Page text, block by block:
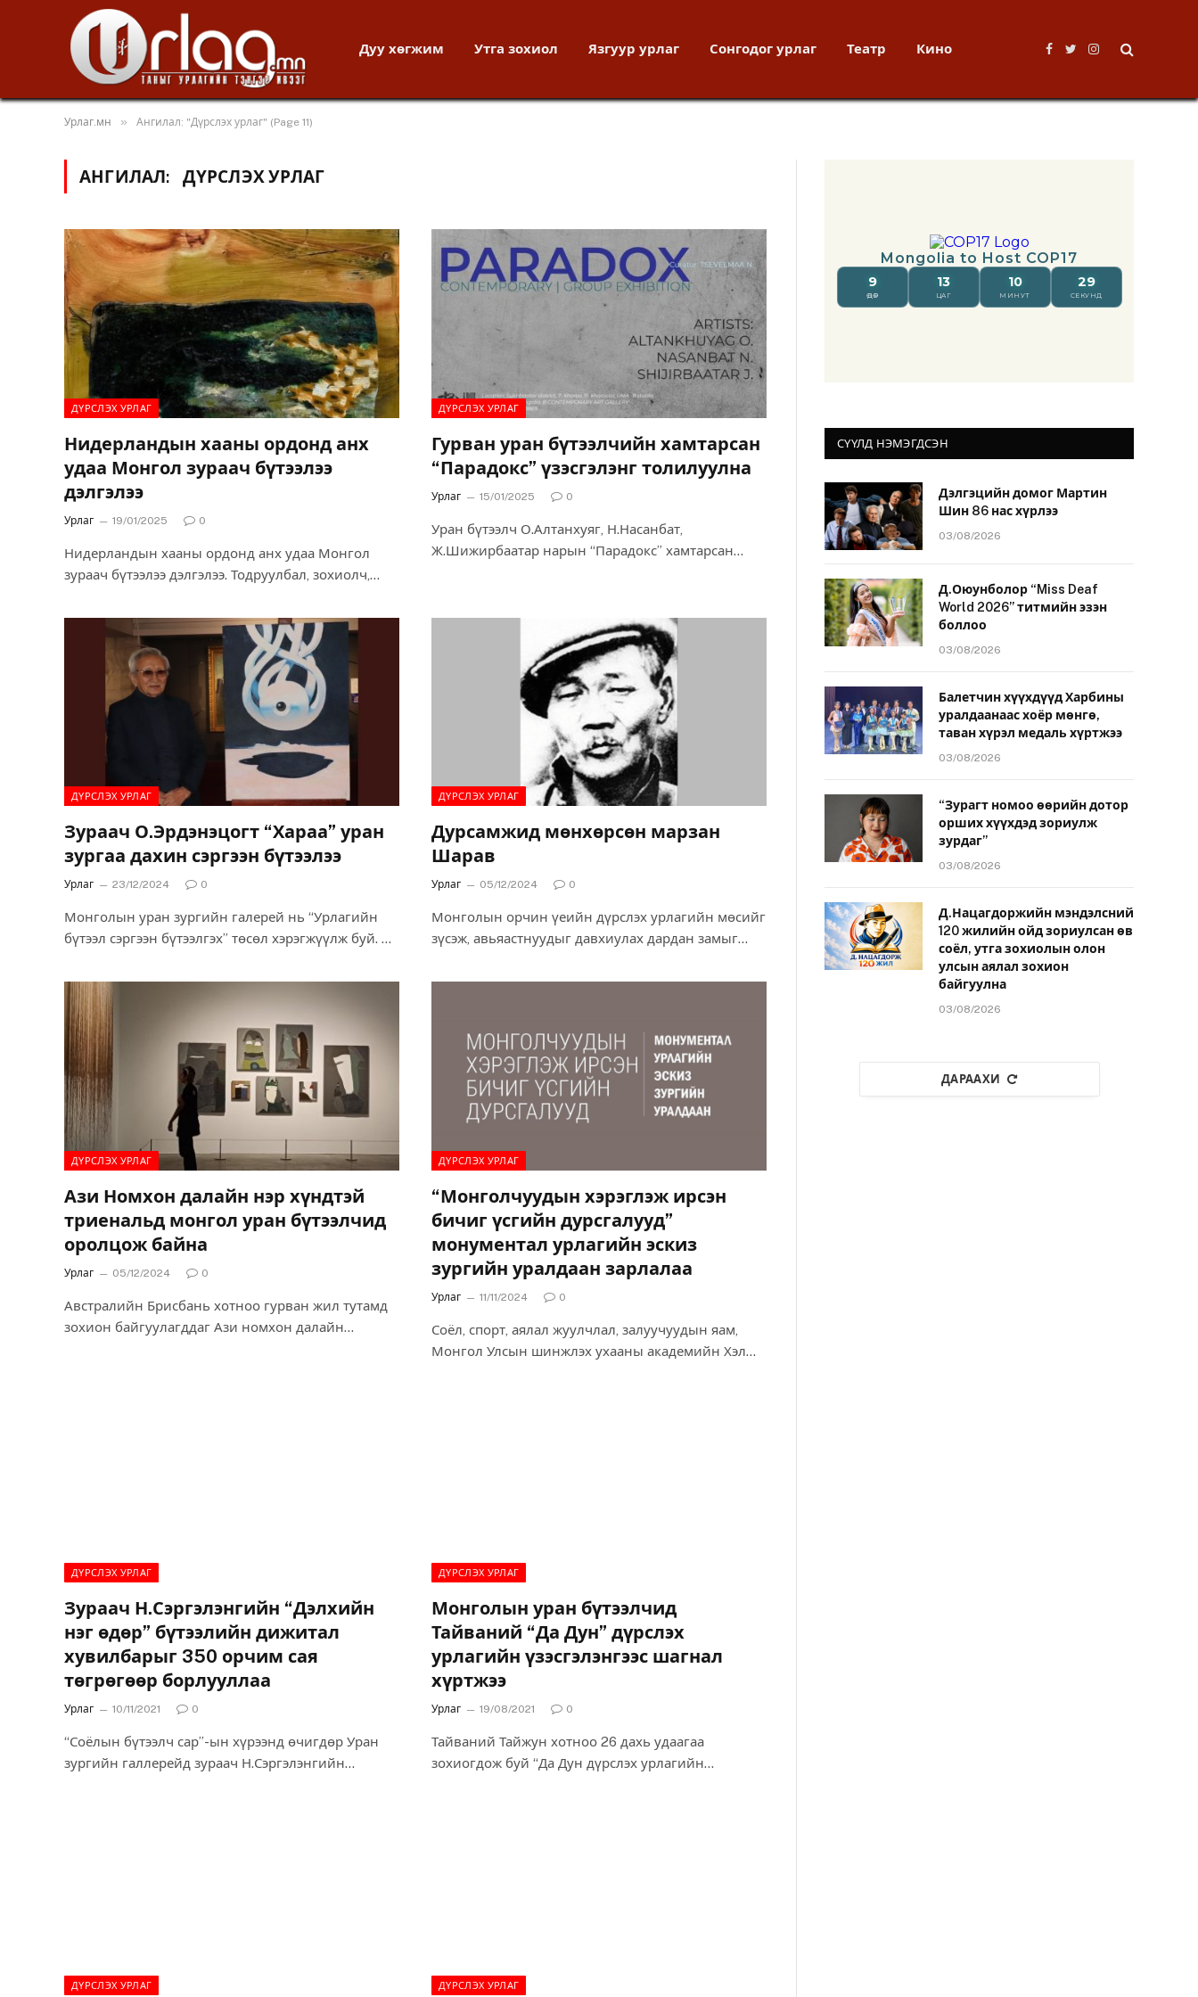
Дуу хөгжим Утга зохиол Язгуур урлаг Сонгодог урлаг Театр Кино
Facebook
TwitterInstagram
Урлаг.мн » Ангилал: "Дүрслэх урлаг" (Page 11)
АНГИЛАЛ: ДҮРСЛЭХ УРЛАГ
ДҮРСЛЭХ УРЛАГ
Нидерландын хааны ордонд анх
удаа Монгол зураач бүтээлээ
дэлгэлээ
Урлаг 19/01/2025 0
Нидерландын хааны ордонд анх удаа Монгол
зураач бүтээлээ дэлгэлээ. Тодруулбал, зохиолч,
улсын “Хааны шагнал”-д…
ДҮРСЛЭХ УРЛАГ
Гурван уран бүтээлчийн хамтарсан
“Парадокс” үзэсгэлэнг толилуулна
Урлаг 15/01/2025 0
Уран бүтээлч О.Алтанхуяг, Н.Насанбат,
Ж.Шижирбаатар нарын “Парадокс” хамтарсан
Гурван…
ДҮРСЛЭХ УРЛАГ
Зураач О.Эрдэнэцогт “Хараа” уран
зургаа дахин сэргээн бүтээлээ
Урлаг 23/12/2024 0
Монголын уран зургийн галерей нь “Урлагийн
бүтээл сэргээн бүтээлгэх” төсөл хэрэгжүүлж буй. Эл
О.Эрдэнэцогт…
ДҮРСЛЭХ УРЛАГ
Дурсамжид мөнхөрсөн марзан
Шарав
Урлаг 05/12/2024 0
Монголын орчин үеийн дүрслэх урлагийн мөсийг
зүсэж, авьяастнуудыг давхиулах дардан замыг
лам, зураач…
ДҮРСЛЭХ УРЛАГ
Ази Номхон далайн нэр хүндтэй
триенальд монгол уран бүтээлчид
оролцож байна
Урлаг 05/12/2024 0
Австралийн Брисбань хотноо гурван жил тутамд
зохион байгуулагддаг Ази номхон далайн
ДҮРСЛЭХ УРЛАГ
“Монголчуудын хэрэглэж ирсэн
бичиг үсгийн дурсгалууд”
монументал урлагийн эскиз
зургийн уралдаан зарлалаа
Урлаг 11/11/2024 0
Соёл, спорт, аялал жуулчлал, залуучуудын яам,
Монгол Улсын шинжлэх ухааны академийн Хэл
ДҮРСЛЭХ УРЛАГ
Зураач Н.Сэргэлэнгийн “Дэлхийн
нэг өдөр” бүтээлийн дижитал
хувилбарыг 350 орчим сая
төгрөгөөр борлууллаа
Урлаг 10/11/2021 0
“Соёлын бүтээлч сар”-ын хүрээнд өчигдөр Уран
зургийн галлерейд зураач Н.Сэргэлэнгийн
ДҮРСЛЭХ УРЛАГ
Монголын уран бүтээлчид
Тайваний “Да Дун” дүрслэх
урлагийн үзэсгэлэнгээс шагнал
хүртжээ
Урлаг 19/08/2021 0
Тайваний Тайжун хотноо 26 дахь удаагаа
зохиогдож буй “Да Дун дүрслэх урлагийн
ДҮРСЛЭХ УРЛАГ ДҮРСЛЭХ УРЛАГ
СҮҮЛД НЭМЭГДСЭН
Дэлгэцийн домог Мартин
Шин 86 нас хүрлээ
03/08/2026
Д.Оюунболор “Miss Deaf
World 2026” титмийн эзэн
боллоо
03/08/2026
Балетчин хүүхдүүд Харбины
уралдаанаас хоёр мөнгө,
таван хүрэл медаль хүртжээ
03/08/2026
“Зурагт номоо өөрийн дотор
орших хүүхдэд зориулж
зурдаг”
03/08/2026
Д.Нацагдоржийн мэндэлсний
120 жилийн ойд зориулсан өв
соёл, утга зохиолын олон
улсын аялал зохион
байгуулна
03/08/2026
ДАРААХИ